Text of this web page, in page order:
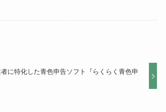
に特化した青色申告ソフト『らくらく青色申